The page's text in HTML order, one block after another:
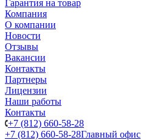
Гарантия на товар
Компания
О компании
Новости
Отзывы
Вакансии
Контакты
Партнеры
Лицензии
Наши работы
Контакты
+7 (812) 660-58-28
+7 (812) 660-58-28Главный офис